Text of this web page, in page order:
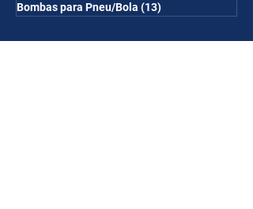
Bombas para Pneu/Bola (13)